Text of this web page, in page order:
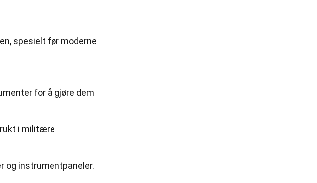
spesielt før moderne
for å gjøre dem
i militære
og instrumentpaneler.